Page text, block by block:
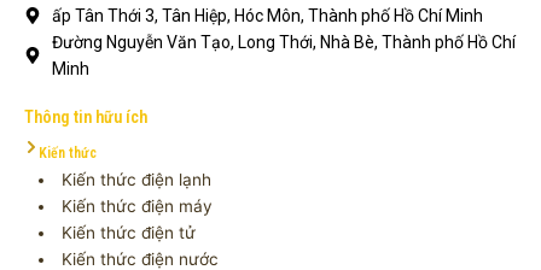
ấp Tân Thới 3, Tân Hiệp, Hóc Môn, Thành phố Hồ Chí Minh
Đường Nguyễn Văn Tạo, Long Thới, Nhà Bè, Thành phố Hồ Chí
Minh
Thông tin hữu ích
Kiến thức
Kiến thức điện lạnh
Kiến thức điện máy
Kiến thức điện tử
Kiến thức điện nước